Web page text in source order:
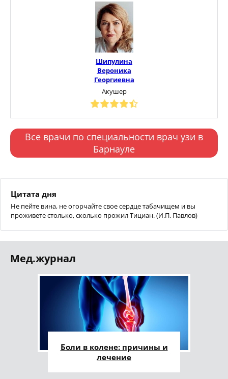
Шипулина
Вероника
Георгиевна
Акушер
Все врачи по специальности врач узи в
Барнауле
Цитата дня
Не пейте вина, не огорчайте свое сердце табачищем и вы
проживете столько, сколько прожил Тициан. (И.П. Павлов)
Мед.журнал
Боли в колене: причины и
лечение